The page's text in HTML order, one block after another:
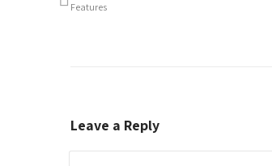
Features
Leave a Reply